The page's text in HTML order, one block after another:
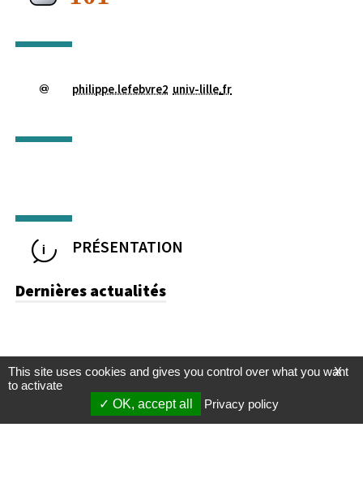
philippe.lefebvre2 univ-lille.fr
PRÉSENTATION
Dernières actualités
X
This site uses cookies and gives you control over what you want
to activate
OK, accept all
Privacy policy